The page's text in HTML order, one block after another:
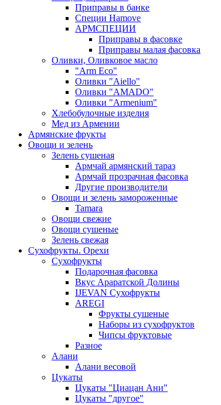
Приправы в банке
Специи Hamove
АРМСПЕЦИИ
Приправы в фасовке
Приправы малая фасовка
Оливки, Оливковое масло
"Arm Eco"
Оливки "Aiello"
Оливки "AMADO"
Оливки "Armenium"
Хлебобулочные изделия
Мед из Армении
Армянские фрукты
Овощи и зелень
Зелень сушеная
Армчай армянский тараз
Армчай прозрачная фасовка
Другие производители
Овощи и зелень замороженные
Tamara
Овощи свежие
Овощи сушеные
Зелень свежая
Сухофрукты. Орехи
Сухофрукты
Подарочная фасовка
Вкус Араратской Долины
IJEVAN Сухофрукты
AREGI
Фрукты сушеные
Наборы из сухофруктов
Чипсы фруктовые
Разное
Алани
Алани весовой
Цукаты
Цукаты "Циацан Ани"
Цукаты "другое"